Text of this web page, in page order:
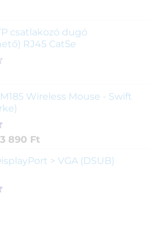
csatlakozó dugó
RJ45 Cat5e
Wireless Mouse - Swift
Original
Ft.
3 890 FtCurrent
is:> VGA (DSUB)